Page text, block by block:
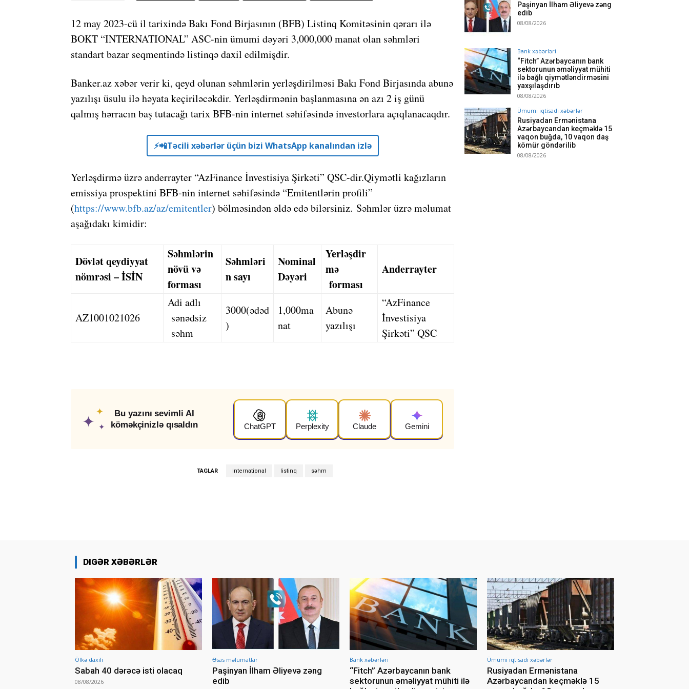
12 may 2023-cü il tarixində Bakı Fond Birjasının (BFB) Listinq Komitəsinin qərarı ilə
BOKT “INTERNATIONAL” ASC-nin ümumi dəyəri 3,000,000 manat olan səhmləri
standart bazar seqmentində listinqə daxil edilmişdir.
Banker.az xəbər verir ki, qeyd olunan səhmlərin yerləşdirilməsi Bakı Fond Birjasında abunə
yazılışı üsulu ilə həyata keçiriləcəkdir. Yerləşdirmənin başlanmasına ən azı 2 iş günü
qalmış hərracın baş tutacağı tarix BFB-nin internet səhifəsində investorlara açıqlanacaqdır.
⚡️📲Təcili xəbərlər üçün bizi WhatsApp kanalından izlə
Yerləşdirmə üzrə anderrayter “AzFinance İnvestisiya Şirkəti” QSC-dir.Qiymətli kağızların
emissiya prospektini BFB-nin internet səhifəsində “Emitentlərin profili”
(https://www.bfb.az/az/emitentler) bölməsindən əldə edə bilərsiniz. Səhmlər üzrə məlumat
aşağıdakı kimidir:
Dövlət qeydiyyat
nömrəsi – İSİN
Səhmlərin
növü və
forması
Səhmləri
n sayı
Nominal
Dəyəri
Yerləşdir
mə
forması
Anderrayter
AZ1001021026
Adi adlı
sənədsiz
səhm
3000(ədəd
)
1,000ma
nat
Abunə
yazılışı
“AzFinance
İnvestisiya
Şirkəti” QSC
✦
✦
✦
Bu yazını sevimli AI
köməkçinizlə qısaldın
ChatGPT Perplexity Claude Gemini
TAGLAR International listinq səhm
Paşinyan İlham Əliyevə zəng
edib
08/08/2026
Bank xəbərləri
“Fitch” Azərbaycanın bank
sektorunun əməliyyat mühiti
ilə bağlı qiymətləndirməsini
yaxşılaşdırıb
08/08/2026
Ümumi iqtisadi xəbərlər
Rusiyadan Ermənistana
Azərbaycandan keçməklə 15
vaqon buğda, 10 vaqon daş
kömür göndərilib
08/08/2026
DIGƏR XƏBƏRLƏR
Ölkə daxili
Sabah 40 dərəcə isti olacaq
08/08/2026
Əsas məlumatlar
Paşinyan İlham Əliyevə zəng
edib
Bank xəbərləri
“Fitch” Azərbaycanın bank
sektorunun əməliyyat mühiti ilə
Ümumi iqtisadi xəbərlər
Rusiyadan Ermənistana
Azərbaycandan keçməklə 15